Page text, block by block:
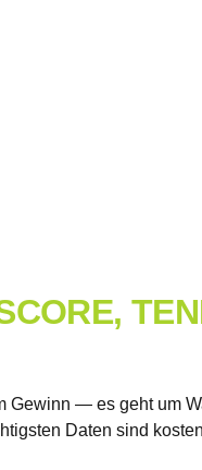
Gewinn — es geht um
Daten sind